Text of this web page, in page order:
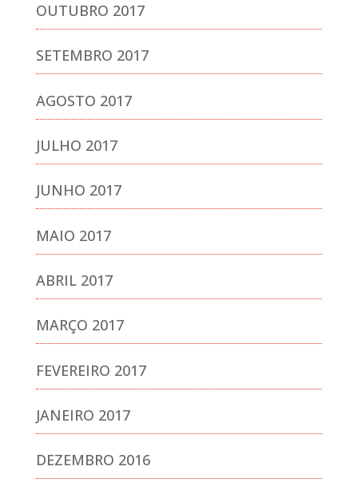
OUTUBRO 2017
SETEMBRO 2017
AGOSTO 2017
JULHO 2017
JUNHO 2017
MAIO 2017
ABRIL 2017
MARÇO 2017
FEVEREIRO 2017
JANEIRO 2017
DEZEMBRO 2016